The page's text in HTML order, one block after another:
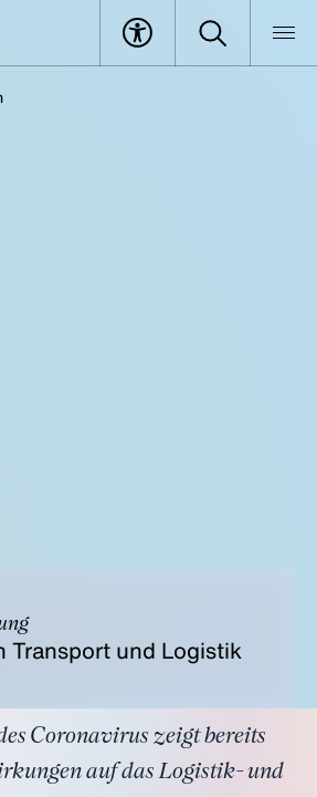
Transport und Logistik
Coronavirus zeigt bereits
auf das Logistik- und